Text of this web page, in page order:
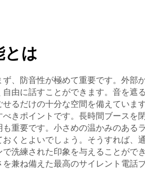
とは
、防音性が極めて重要です。外部
由に話すことができます。音を遮
るだけの十分な空間を備えていま
きポイントです。長時間ブースを
重要です。小さめの温かみのある
くとよいでしょう。そうすれば、
洗練された印象を与えることがで
兼ね備えた最高のサイレント電話